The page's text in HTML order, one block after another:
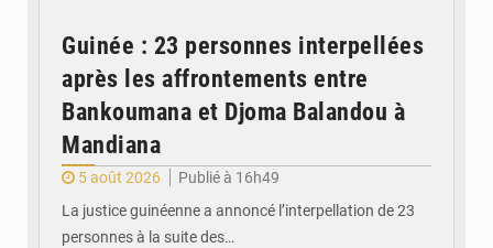
Guinée : 23 personnes interpellées
après les affrontements entre
Bankoumana et Djoma Balandou à
Mandiana
5 août 2026
Publié à 16h49
La justice guinéenne a annoncé l’interpellation de 23
personnes à la suite des…